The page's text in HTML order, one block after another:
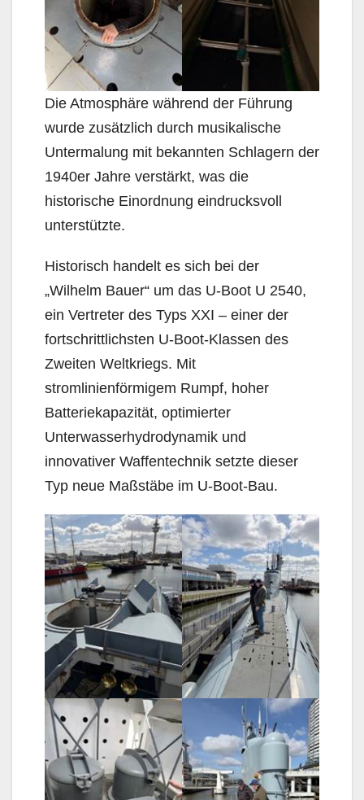
Die Atmosphäre während der Führung
wurde zusätzlich durch musikalische
Untermalung mit bekannten Schlagern der
1940er Jahre verstärkt, was die
historische Einordnung eindrucksvoll
unterstützte.
Historisch handelt es sich bei der
„Wilhelm Bauer“ um das U-Boot U 2540,
ein Vertreter des Typs XXI – einer der
fortschrittlichsten U-Boot-Klassen des
Zweiten Weltkriegs. Mit
stromlinienförmigem Rumpf, hoher
Batteriekapazität, optimierter
Unterwasserhydrodynamik und
innovativer Waffentechnik setzte dieser
Typ neue Maßstäbe im U-Boot-Bau.